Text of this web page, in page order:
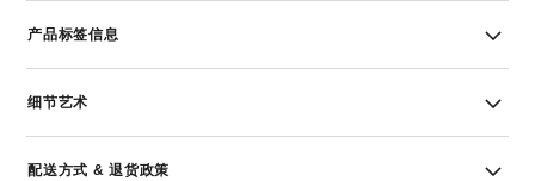
产品标签信息
细节艺术
配送方式 & 退货政策